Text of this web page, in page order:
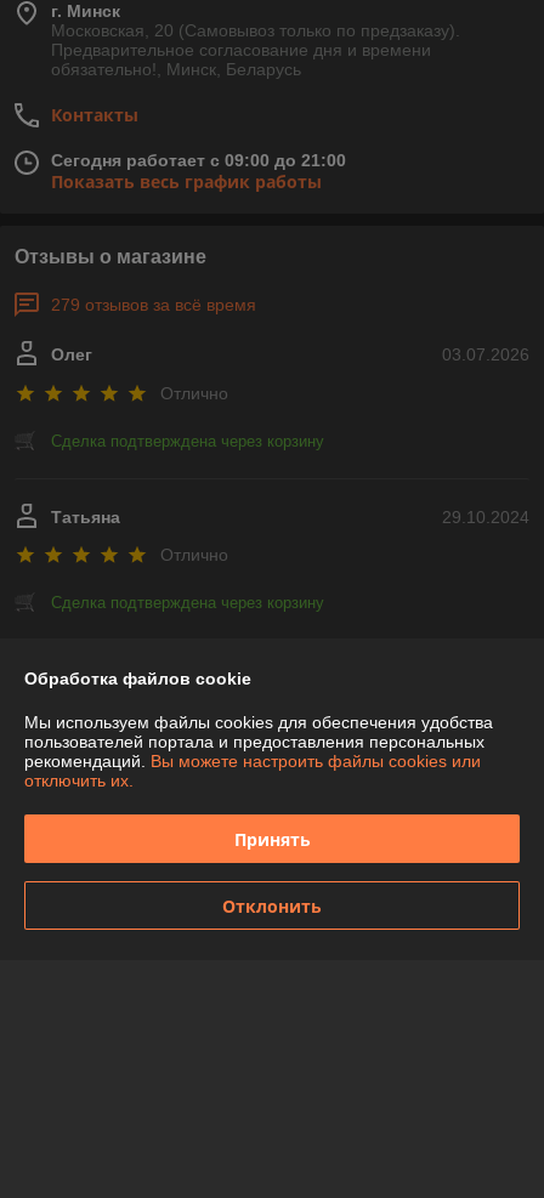
г. Минск
Московская, 20 (Самовывоз только по предзаказу).
Предварительное согласование дня и времени
обязательно!, Минск, Беларусь
Контакты
Сегодня работает с 09:00 до 21:00
Показать весь график работы
Отзывы о магазине
279 отзывов за всё время
03.07.2026
Олег
Отлично
Сделка подтверждена через корзину
29.10.2024
Татьяна
Отлично
Сделка подтверждена через корзину
О нас
Доставка и оплата
Обработка файлов cookie
Мы используем файлы cookies для обеспечения удобства
пользователей портала и предоставления персональных
рекомендаций. Вы можете настроить файлы cookies или
отключить их.
Принять
Отклонить